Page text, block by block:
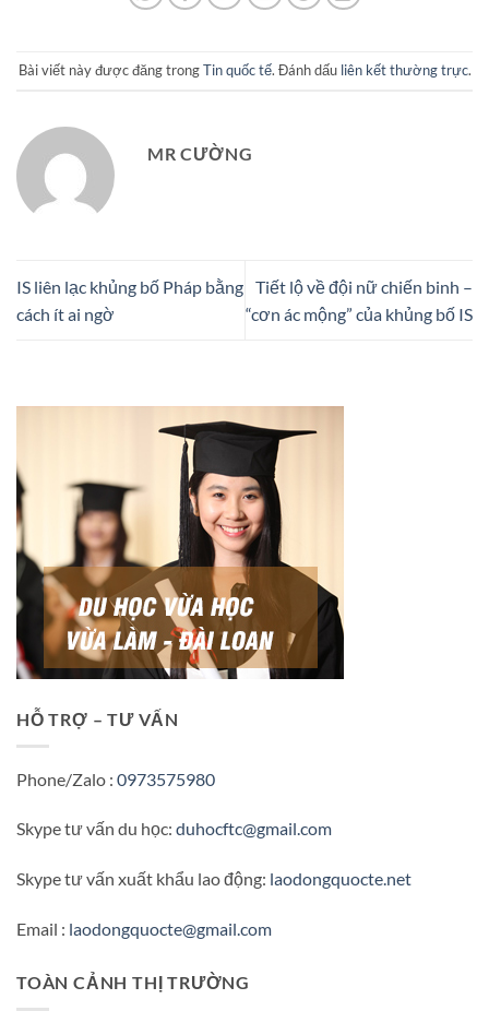
Bài viết này được đăng trongTin quốc tế. Đánh dấu liên kết thường trực.
MR CƯỜNG
IS liên lạc khủng bố Pháp bằng
cách ít ai ngờ
Tiết lộ về đội nữ chiến binh –
“cơn ác mộng” của khủng bố IS
HỖ TRỢ – TƯ VẤN
Phone/Zalo : 0973575980
Skype tư vấn du học: duhocftc@gmail.com
Skype tư vấn xuất khẩu lao động: laodongquocte.net
Email : laodongquocte@gmail.com
TOÀN CẢNH THỊ TRƯỜNG